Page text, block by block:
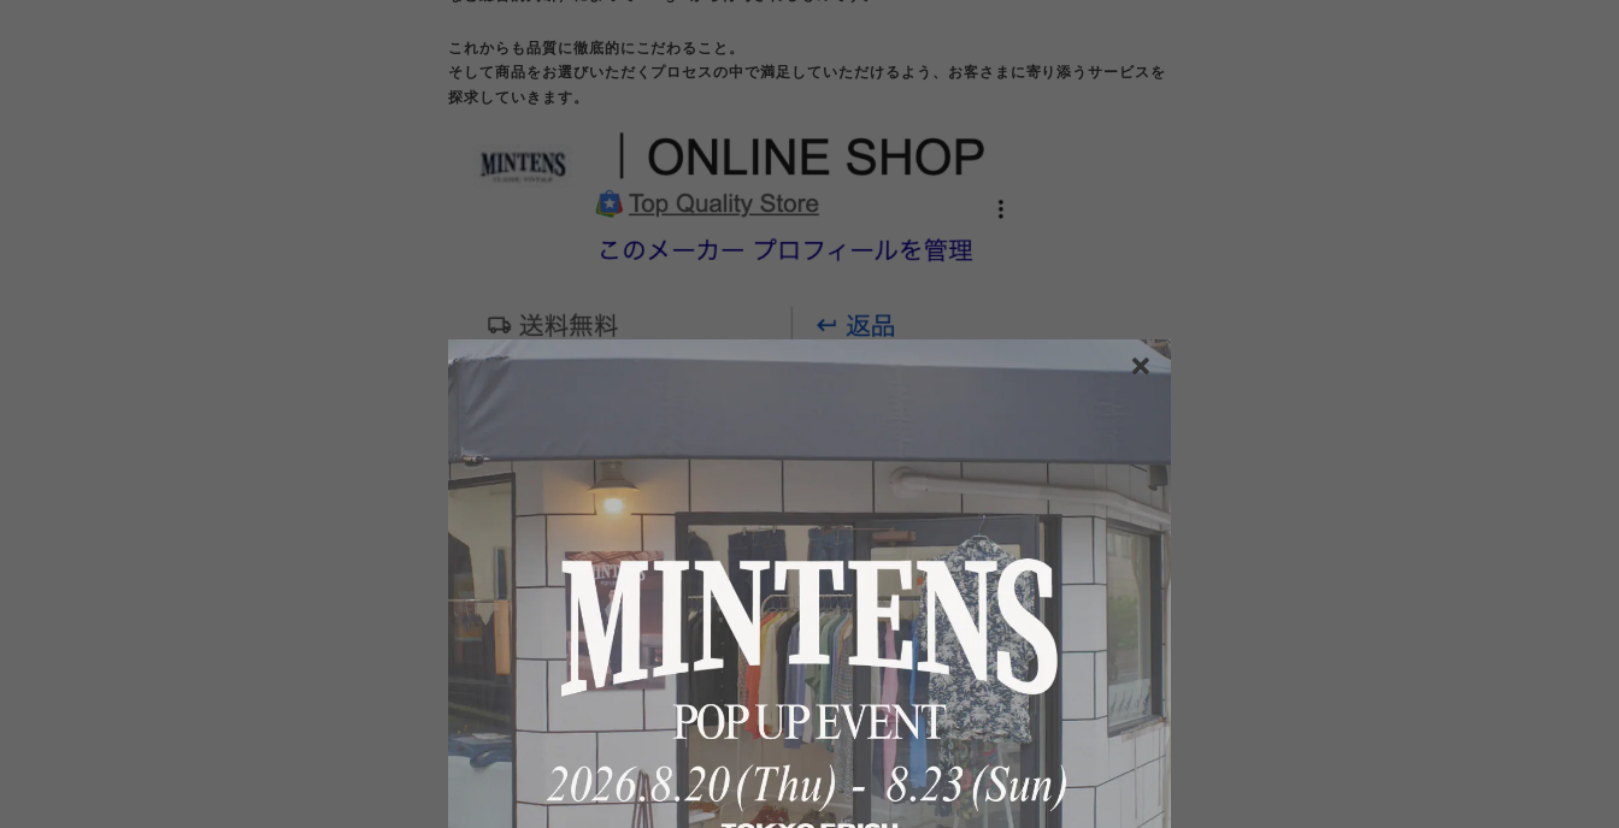
これからも品質に徹底的にこだわること。
そして商品をお選びいただくプロセスの中で満足していただけるよう、お客さまに寄り添うサービスを
探求していきます。